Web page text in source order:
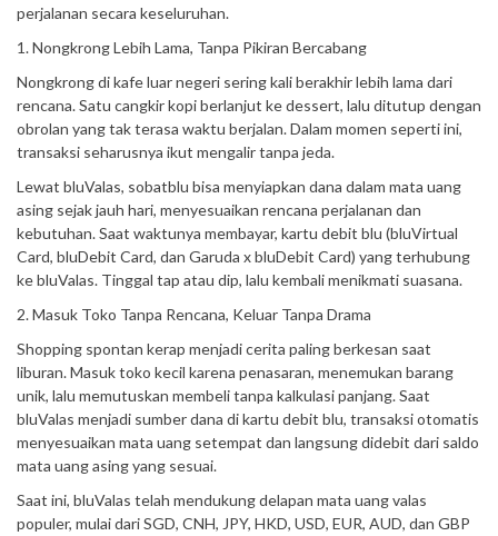
perjalanan secara keseluruhan.
1. Nongkrong Lebih Lama, Tanpa Pikiran Bercabang
Nongkrong di kafe luar negeri sering kali berakhir lebih lama dari
rencana. Satu cangkir kopi berlanjut ke dessert, lalu ditutup dengan
obrolan yang tak terasa waktu berjalan. Dalam momen seperti ini,
transaksi seharusnya ikut mengalir tanpa jeda.
Lewat bluValas, sobatblu bisa menyiapkan dana dalam mata uang
asing sejak jauh hari, menyesuaikan rencana perjalanan dan
kebutuhan. Saat waktunya membayar, kartu debit blu (bluVirtual
Card, bluDebit Card, dan Garuda x bluDebit Card) yang terhubung
ke bluValas. Tinggal tap atau dip, lalu kembali menikmati suasana.
2. Masuk Toko Tanpa Rencana, Keluar Tanpa Drama
Shopping spontan kerap menjadi cerita paling berkesan saat
liburan. Masuk toko kecil karena penasaran, menemukan barang
unik, lalu memutuskan membeli tanpa kalkulasi panjang. Saat
bluValas menjadi sumber dana di kartu debit blu, transaksi otomatis
menyesuaikan mata uang setempat dan langsung didebit dari saldo
mata uang asing yang sesuai.
Saat ini, bluValas telah mendukung delapan mata uang valas
populer, mulai dari SGD, CNH, JPY, HKD, USD, EUR, AUD, dan GBP